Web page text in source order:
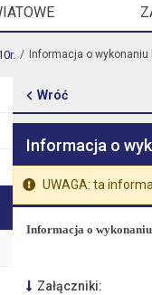
Informacja o
Wróć
Informacja o
UWAGA: ta
Informacja o
Załączniki: